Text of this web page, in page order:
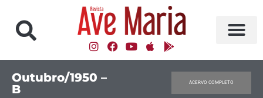
Outubro/1950 –
B
ACERVO COMPLETO